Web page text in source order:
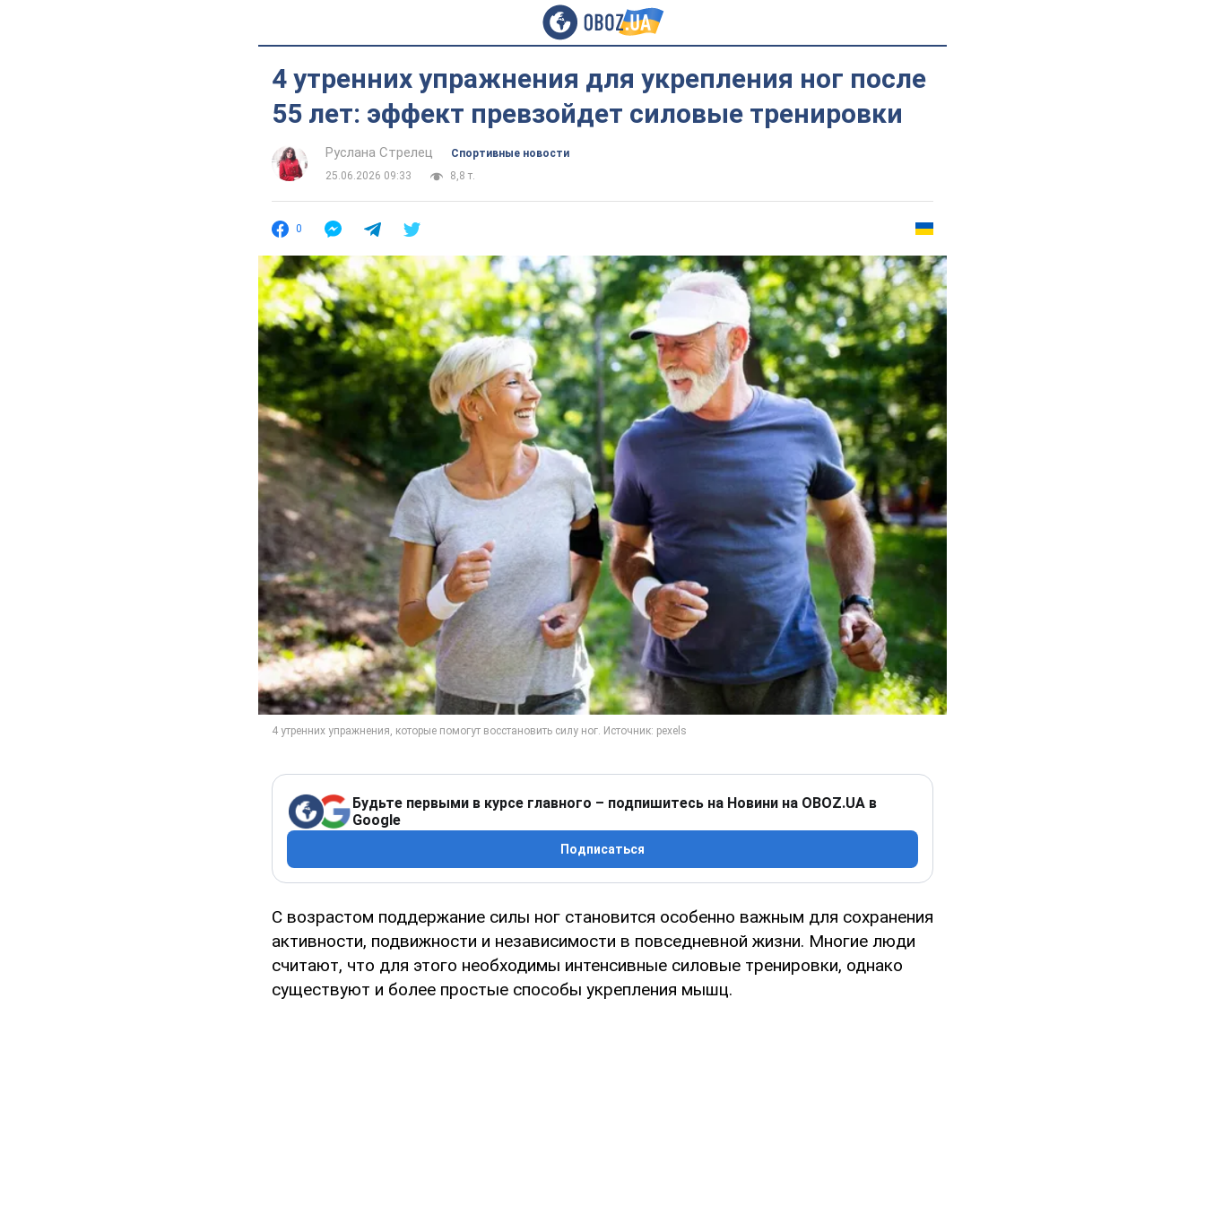
4 утренних упражнения для укрепления ног после
55 лет: эффект превзойдет силовые тренировки
Руслана Стрелец
Спортивные новости
25.06.2026 09:33
8,8 т.
0
Будьте первыми в курсе главного – подпишитесь на Новини на OBOZ.UA в
Google
Подписаться
С возрастом поддержание силы ног становится особенно важным для сохранения
активности, подвижности и независимости в повседневной жизни. Многие люди
считают, что для этого необходимы интенсивные силовые тренировки, однако
существуют и более простые способы укрепления мышц.